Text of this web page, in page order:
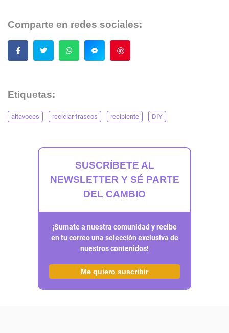
Comparte en redes sociales:
Etiquetas:
altavoces reciclar frascos recipiente DIY
SUSCRÍBETE AL
NEWSLETTER Y SÉ PARTE
DEL CAMBIO
¡Sumate a nuestra comunidad y recibe
en tu correo una selección exclusiva de
nuestros contenidos!
Me quiero suscribir